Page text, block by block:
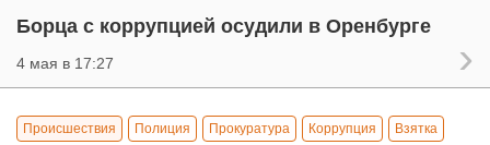
Борца с коррупцией осудили в Оренбурге
4 мая в 17:27
Происшествия Полиция Прокуратура Коррупция Взятка